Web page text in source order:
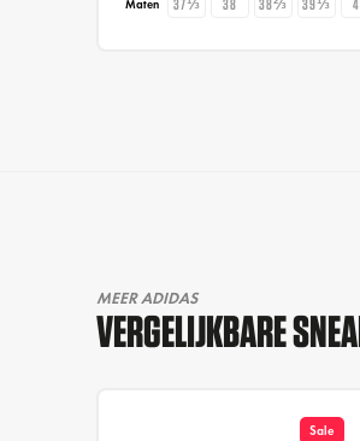
Maten
MEER ADIDAS
VERGELIJKBARE
Sale